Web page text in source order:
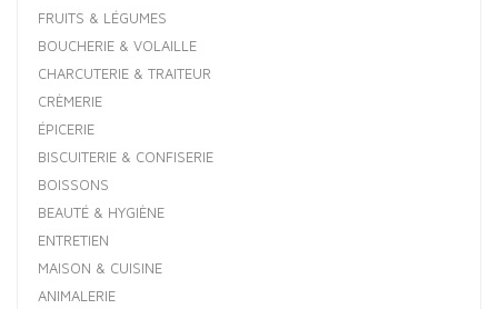
FRUITS & LÉGUMES
BOUCHERIE & VOLAILLE
CHARCUTERIE & TRAITEUR
CRÈMERIE
ÉPICERIE
BISCUITERIE & CONFISERIE
BOISSONS
BEAUTÉ & HYGIÈNE
ENTRETIEN
MAISON & CUISINE
ANIMALERIE